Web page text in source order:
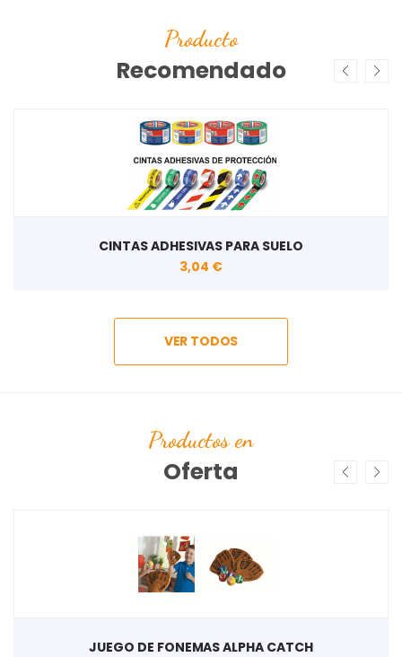
Producto
Recomendado
CINTAS ADHESIVAS PARA SUELO
3,04 €
VER TODOS
Productos en
Oferta
JUEGO DE FONEMAS ALPHA CATCH